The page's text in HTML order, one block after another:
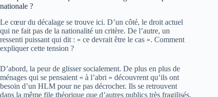
nationale ?
Le cœur du décalage se trouve ici. D’un côté, le droit actuel
qui ne fait pas de la nationalité un critère. De l’autre, un
ressenti puissant qui dit : « ce devrait être le cas ». Comment
expliquer cette tension ?
D’abord, la peur de glisser socialement. De plus en plus de
ménages qui se pensaient « à l’abri » découvrent qu’ils ont
besoin d’un HLM pour ne pas décrocher. Ils se retrouvent
dans la même file théorique que d’autres publics très fragilisés.